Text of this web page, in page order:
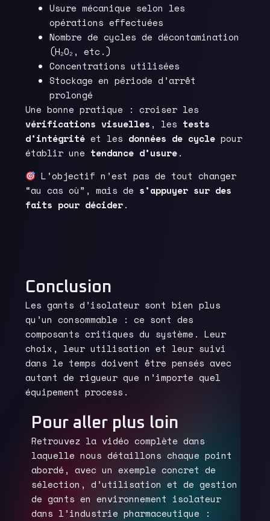
Usure mécanique selon les
opérations effectuées
Nombre de cycles de décontamination
(H₂O₂, etc.)
Concentrations utilisées
Stockage en période d’arrêt
prolongé
Une bonne pratique : croiser les
vérifications visuelles , les tests
d’intégrité et les données de cycle pour
établir une tendance d’usure.
L’objectif n’est pas de tout changer
“au cas où”, mais de s’appuyer sur des
faits pour décider.
Conclusion
Les gants d’isolateur sont bien plus
qu’un consommable : ce sont des
composants critiques du système. Leur
choix , leurutilisation et leur suivi
dans le temps doivent être pensés avec
autant de rigueur que n’importe quel
équipement process.
Pour aller plus loin
Retrouvez la vidéo complète dans
laquelle nous détaillons chaque point
abordé, avec un exemple concret de
sélection, d’utilisation et de gestion
de gants en environnement isolateur
dans l’industrie pharmaceutique :